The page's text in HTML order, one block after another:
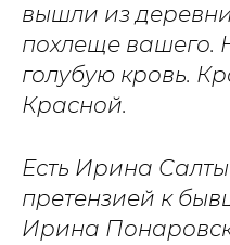
вышли из
похлеще вашего.
голубую кровь.
Красной.
Есть Ирина
претензией к
Ирина